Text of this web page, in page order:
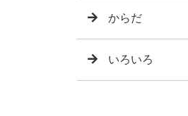
からだ
いろいろ